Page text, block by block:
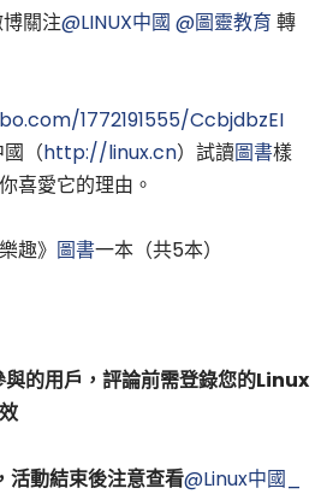
博關注@LINUX中國 @圖靈教育 轉
1772191555/CcbjdbzEI
（http://linux.cn）試讀圖書樣
喜愛它的理由。
趣》 圖書一本（共5本）
與的用戶，評論前需登錄您的Linux
活動結束後注意查看@Linux中國_